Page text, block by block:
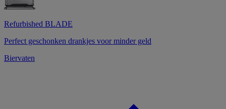
Refurbished BLADE
Perfect geschonken drankjes voor minder geld
Biervaten